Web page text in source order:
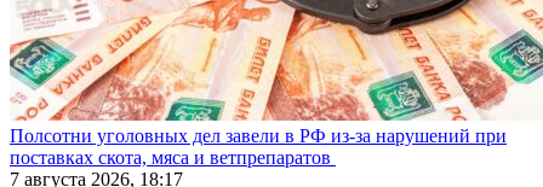
Полсотни уголовных дел завели в РФ из-за нарушений при
поставках скота, мяса и ветпрепаратов
7 августа 2026, 18:17